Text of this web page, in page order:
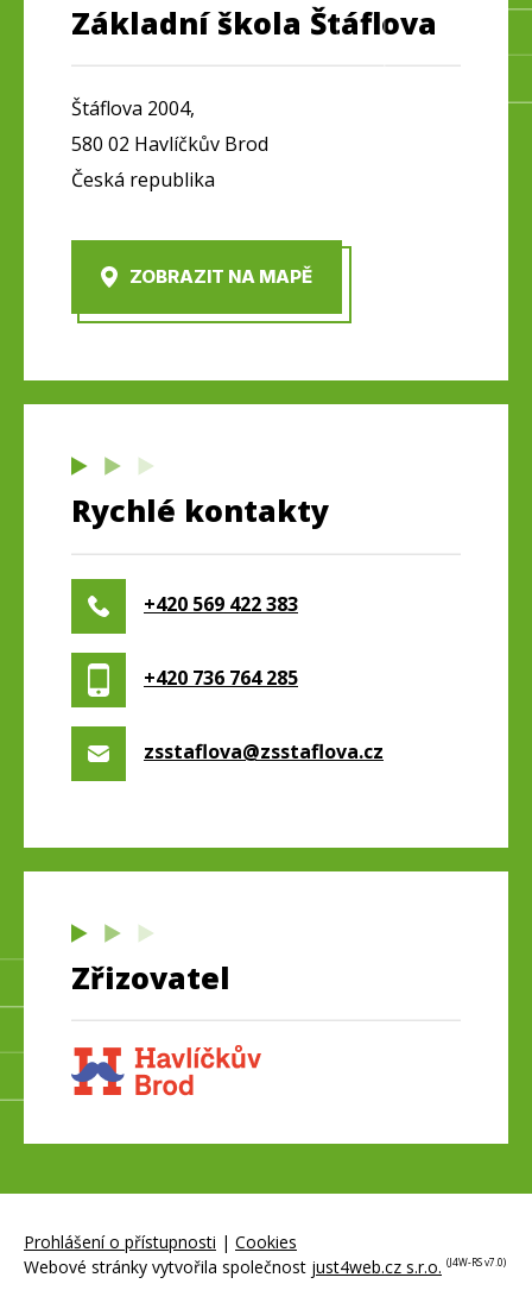
Základní škola Štáflova
Štáflova 2004,
580 02 Havlíčkův Brod
Česká republika
ZOBRAZIT NA MAPĚ
Rychlé kontakty
+420 569 422 383
+420 736 764 285
zsstaflova@zsstaflova.cz
Zřizovatel
Prohlášení o přístupnosti | Cookies
Webové stránky vytvořila společnost just4web.cz s.r.o. (J4W-RS v7.0)